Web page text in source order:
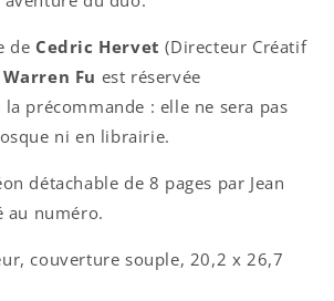
de Cedric Hervet (Directeur Créatif
Warren Fu est réservée
précommande : elle ne sera pas
ni en librairie.
détachable de 8 pages par Jean
au numéro.
couverture souple, 20,2 x 26,7